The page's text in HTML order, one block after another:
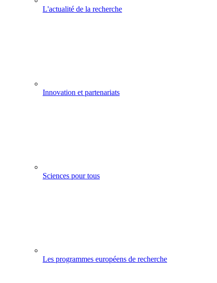
L'actualité de la recherche
Innovation et partenariats
Sciences pour tous
Les programmes européens de recherche